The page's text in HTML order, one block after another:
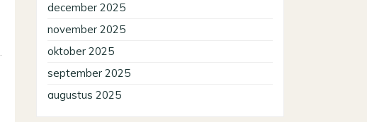
december 2025
november 2025
oktober 2025
september 2025
augustus 2025